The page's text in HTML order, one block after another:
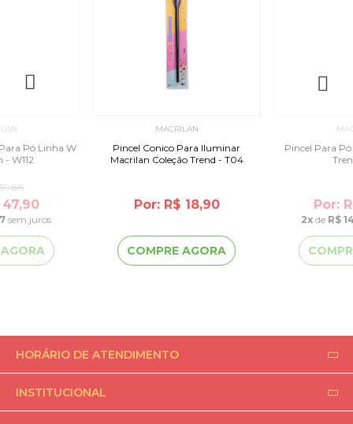
Pó Linha W
W112
47,90
sem juros
MACRILAN
Pincel Conico Para Iluminar
Macrilan Coleção Trend - T04
Por: R$ 18,90
COMPRE AGORA
Pincel Para
Por:
2x de R$
HORÁRIO DE ATENDIMENTO
INSTITUCIONAL